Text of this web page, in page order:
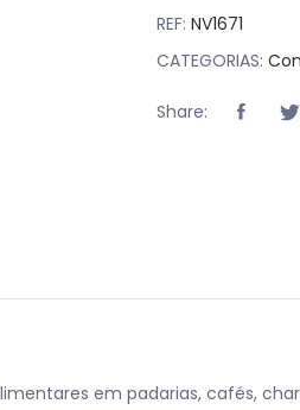
REF: NV1671
CATEGORIAS:
Share:
em padarias, cafés,